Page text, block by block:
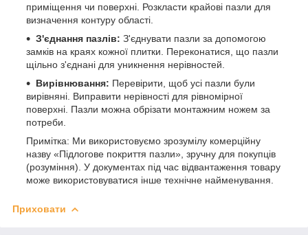
приміщення чи поверхні. Розкласти крайові пазли для
визначення контуру області.
З'єднання пазлів: З'єднувати пазли за допомогою
замків на краях кожної плитки. Переконатися, що пазли
щільно з'єднані для уникнення нерівностей.
Вирівнювання: Перевірити, щоб усі пазли були
вирівняні. Виправити нерівності для рівномірної
поверхні. Пазли можна обрізати монтажним ножем за
потреби.
Примітка: Ми використовуємо зрозумілу комерційну
назву «Підлогове покриття пазли», зручну для покупців
(розуміння). У документах під час відвантаження товару
може використовуватися інше технічне найменування.
Приховати